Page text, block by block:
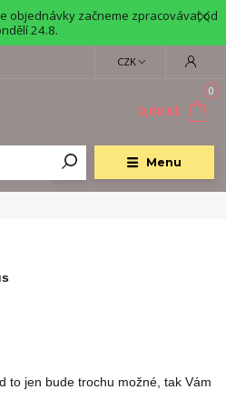
objednávky začneme zpracovávat od
24.8.
Menu
CZK
0
0,00 Kč
to jen bude trochu možné, tak Vám